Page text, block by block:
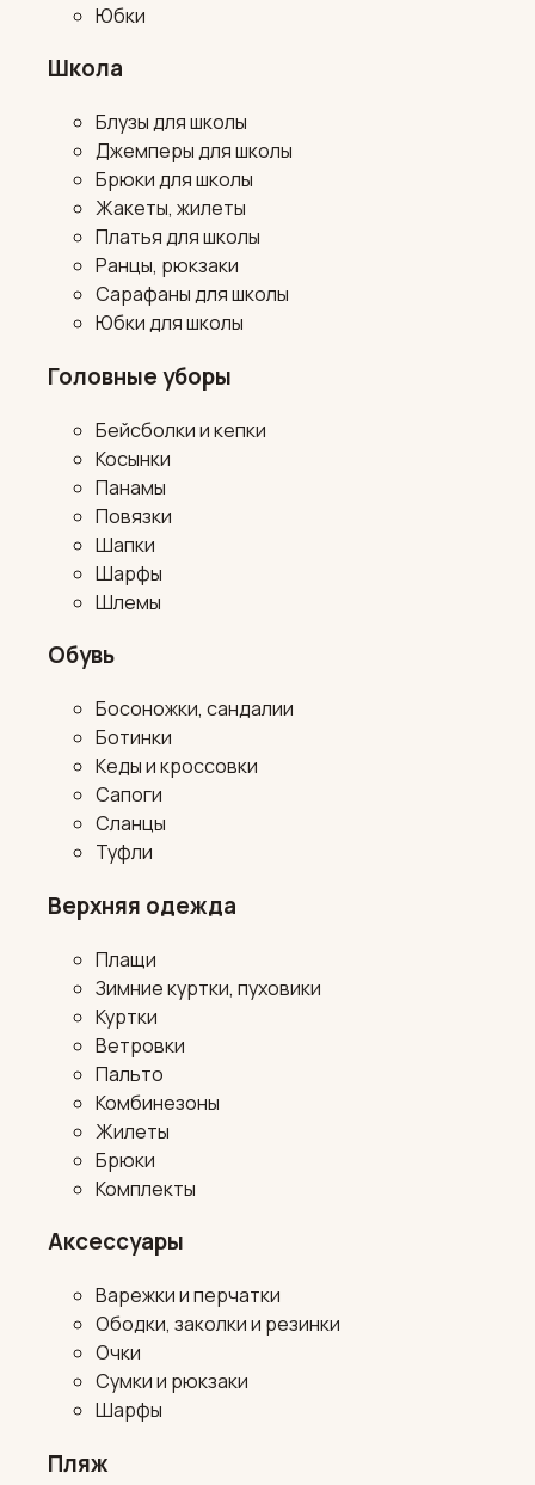
Юбки
Школа
Блузы для школы
Джемперы для школы
Брюки для школы
Жакеты, жилеты
Платья для школы
Ранцы, рюкзаки
Сарафаны для школы
Юбки для школы
Головные уборы
Бейсболки и кепки
Косынки
Панамы
Повязки
Шапки
Шарфы
Шлемы
Обувь
Босоножки, сандалии
Ботинки
Кеды и кроссовки
Сапоги
Сланцы
Туфли
Верхняя одежда
Плащи
Зимние куртки, пуховики
Куртки
Ветровки
Пальто
Комбинезоны
Жилеты
Брюки
Комплекты
Аксессуары
Варежки и перчатки
Ободки, заколки и резинки
Очки
Сумки и рюкзаки
Шарфы
Пляж